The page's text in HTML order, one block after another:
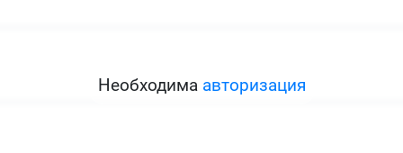
Необходима авторизация